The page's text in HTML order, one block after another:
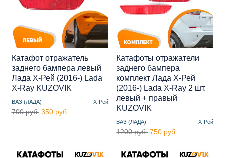
ВАЗ (ЛАДА) Х-Рей
Катафот отражатель
заднего бампера левый
Лада Х-Рей (2016-) Lada
X-Ray KUZOVIK
700 руб. 350 руб.
ВАЗ (ЛАДА) Х-Рей
Катафоты отражатели
заднего бампера
комплект Лада Х-Рей
(2016-) Lada X-Ray 2 шт.
левый + правый
KUZOVIK
1200 руб. 750 руб.